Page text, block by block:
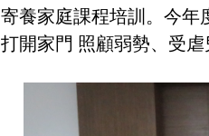
寄養家庭課程培訓。今年
打開家門 照顧弱勢、受虐